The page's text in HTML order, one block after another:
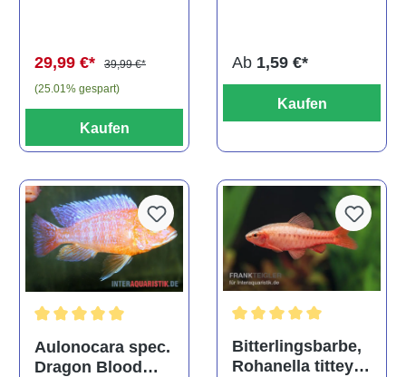
29,99 €*
39,99 €*
(25.01% gespart)
Kaufen
Ab 1,59 €*
Kaufen
Durchschnittliche Bewertung von 5 von 5 Sternen
Aulonocara spec.
Dragon Blood
Bitterlingsbarbe,
Rohanella titteya,